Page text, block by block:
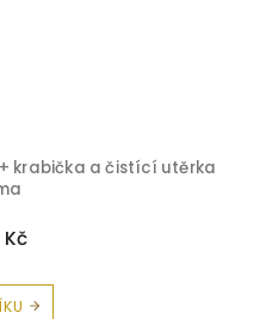
+ krabička a čistící utěrka